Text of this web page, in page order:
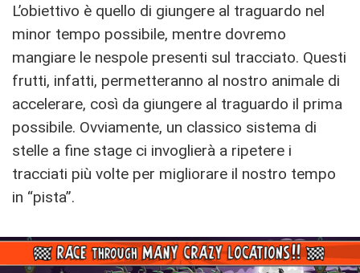
L’obiettivo è quello di giungere al traguardo nel
minor tempo possibile, mentre dovremo
mangiare le nespole presenti sul tracciato. Questi
frutti, infatti, permetteranno al nostro animale di
accelerare, così da giungere al traguardo il prima
possibile. Ovviamente, un classico sistema di
stelle a fine stage ci invoglierà a ripetere i
tracciati più volte per migliorare il nostro tempo
in “pista”.